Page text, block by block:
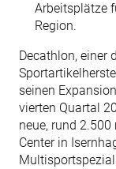
Arbeitsplätze
Region.
Decathlon, einer
seinen
vierten Quartal
neue, rund
Center in